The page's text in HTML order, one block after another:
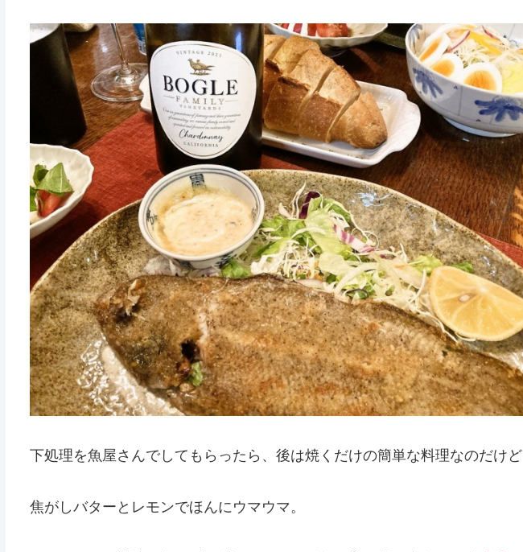
下処理を魚屋さんでしてもらったら、後は焼くだけの簡単な料理なのだけど
焦がしバターとレモンでほんにウマウマ。